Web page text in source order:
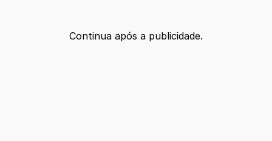
Continua após a publicidade.